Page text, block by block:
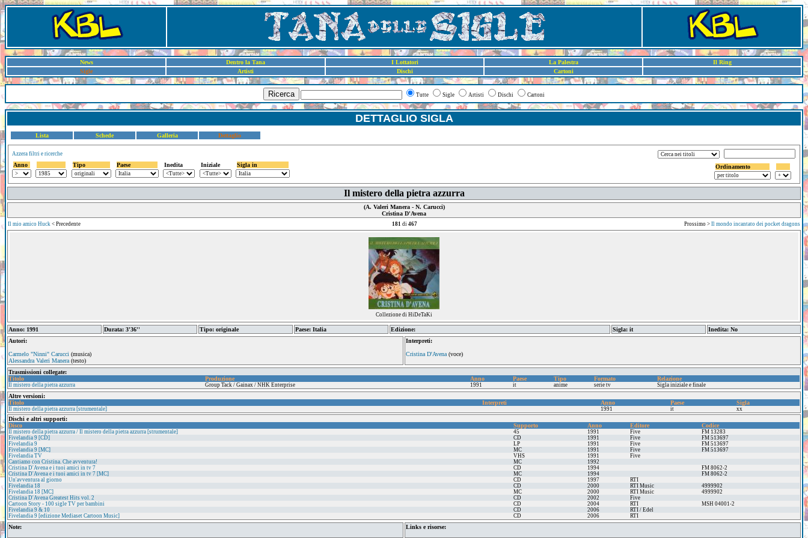
News Dentro la Tana I Lottatori La Palestra
Il Ring
Sigle
Artisti Dischi Cartoni
Ricerca Tutte Sigle Artisti Dischi Cartoni
DETTAGLIO SIGLA
Lista Schede Galleria Dettaglio
Azzera filtri e ricerche
Anno Tipo Paese Inedita Iniziale Sigla in Ordinamento
Il mistero della pietra azzurra
(A. Valeri Manera - N. Carucci)
Cristina D'Avena
Il mio amico Huck < Precedente 181 di 467 Prossimo > Il mondo incantato dei pocket dragons
Collezione di HiDeTaKi
Anno: 1991 Durata: 3'36'' Tipo: originale Paese: Italia Edizione: Sigla: it
Inedita: No
Autori:
Carmelo "Ninni" Carucci (musica)
Alessandra Valeri Manera (testo)
Interpreti:
Cristina D'Avena (voce)
Trasmissioni collegate:
Titolo
Produzione Anno Paese Tipo Formato Relazione
Il mistero della pietra azzurra Group Tack / Gainax / NHK Enterprise 1991 it anime serie tv Sigla iniziale e finale
Altre versioni:
Titolo
Interpreti Anno Paese Sigla
Il mistero della pietra azzurra [strumentale] 1991 it xx
Dischi e altri supporti:
Disco
Supporto Anno Editore Codice
Il mistero della pietra azzurra / Il mistero della pietra azzurra [strumentale] 45 1991 Five
FM 13283
Fivelandia 9 [CD]
CD 1991 Five
FM 513697
Fivelandia 9
LP 1991 Five
FM 513697
Fivelandia 9 [MC]
MC 1991 Five
FM 513697
Fivelandia TV
VHS 1991
Five
Cantiamo con Cristina. Che avventura!
MC
1992
Cristina D'Avena e i tuoi amici in tv 7
CD 1994
FM 8062-2
Cristina D'Avena e i tuoi amici in tv 7 [MC]
MC 1994
FM 8062-2
Un'avventura al giorno
CD 1997
RTI
Fivelandia 18
CD 2000 RTI Music
4999902
Fivelandia 18 [MC]
MC 2000 RTI Music
4999902
Cristina D'Avena Greatest Hits vol. 2
CD 2002
Five
Cartoon Story - 100 sigle TV per bambini
CD 2004 RTI
MSH 04001-2
Fivelandia 9 & 10
CD 2006
RTI / Edel
Fivelandia 9 [edizione Mediaset Cartoon Music]
CD 2006 RTI
Note: Links e risorse: